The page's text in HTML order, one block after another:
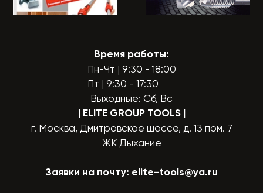
Время работы:
Пн-Чт | 9:30 - 18:00
Пт | 9:30 - 17:30
Выходные: Сб, Вс
| ELITE GROUP TOOLS |
г. Москва, Дмитровское шоссе, д. 13 пом. 7
ЖК Дыхание
Заявки на почту: elite-tools@ya.ru